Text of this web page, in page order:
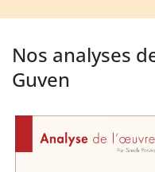
Nos analyses
Guven